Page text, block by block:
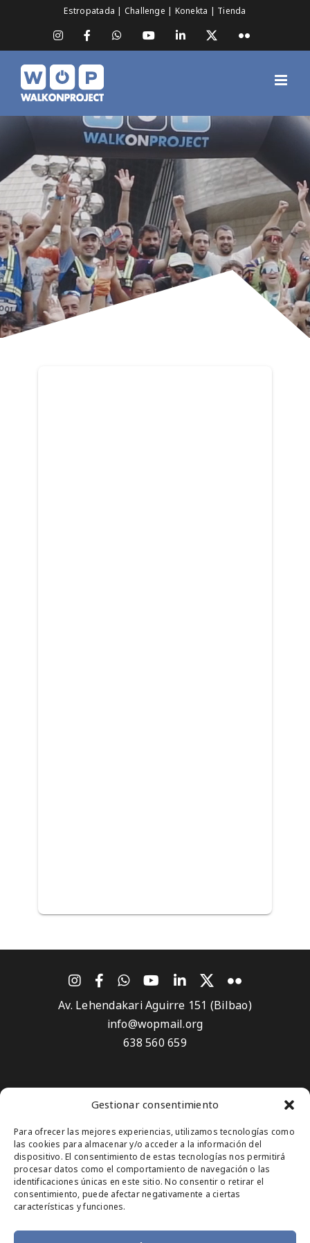
Gestionar consentimiento
Para ofrecer las mejores experiencias, utilizamos tecnologías como
las cookies para almacenar y/o acceder a la información del
dispositivo. El consentimiento de estas tecnologías nos permitirá
procesar datos como el comportamiento de navegación o las
identificaciones únicas en este sitio. No consentir o retirar el
consentimiento, puede afectar negativamente a ciertas
características y funciones.
Estropatada | Challenge | Konekta | Tienda
InstagramFacebookWhatsAppYouTubeLinkedIn Flickr
Av. Lehendakari Aguirre 151 (Bilbao)
info@wopmail.org
638 560 659
Aviso Legal
Política de Cookies
Suscríbete